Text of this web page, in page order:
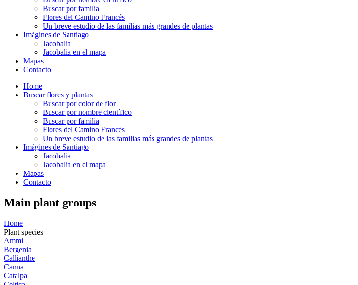
Buscar por familia
Flores del Camino Francés
Un breve estudio de las familias más grandes de plantas
Imágines de Santiago
Jacobalia
Jacobalia en el mapa
Mapas
Contacto
Home
Buscar flores y plantas
Buscar por color de flor
Buscar por nombre científico
Buscar por familia
Flores del Camino Francés
Un breve estudio de las familias más grandes de plantas
Imágines de Santiago
Jacobalia
Jacobalia en el mapa
Mapas
Contacto
Main plant groups
Home
Plant species
Ammi
Bergenia
Callianthe
Canna
Catalpa